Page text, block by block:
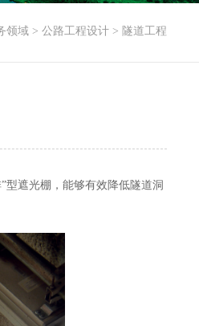
领域> 公路工程设计> 隧道工程
型遮光棚，能够有效降低隧道洞